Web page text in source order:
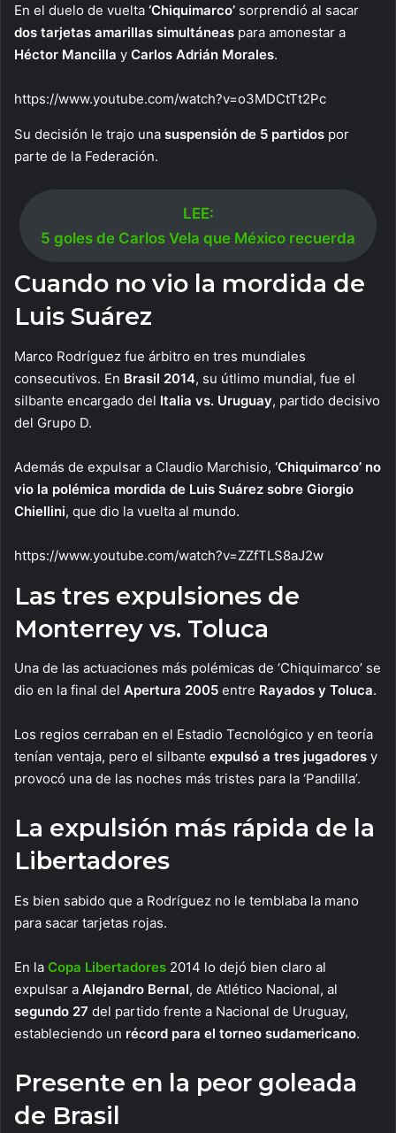
En el duelo de vuelta ‘Chiquimarco’ sorprendió al sacar
dos tarjetas amarillas simultáneas para amonestar a
Héctor Mancilla y Carlos Adrián Morales.
https://www.youtube.com/watch?v=o3MDCtTt2Pc
Su decisión le trajo una suspensión de 5 partidos por
parte de la Federación.
LEE:
5 goles de Carlos Vela que México recuerda
Cuando no vio la mordida de
Luis Suárez
Marco Rodríguez fue árbitro en tres mundiales
consecutivos. En Brasil 2014, su útlimo mundial, fue el
silbante encargado del Italia vs. Uruguay, partido decisivo
del Grupo D.
Además de expulsar a Claudio Marchisio, ‘Chiquimarco’ no
vio la polémica mordida de Luis Suárez sobre Giorgio
Chiellini, que dio la vuelta al mundo.
https://www.youtube.com/watch?v=ZZfTLS8aJ2w
Las tres expulsiones de
Monterrey vs. Toluca
Una de las actuaciones más polémicas de ‘Chiquimarco’ se
dio en la final del Apertura 2005 entre Rayados y Toluca.
Los regios cerraban en el Estadio Tecnológico y en teoría
tenían ventaja, pero el silbante expulsó a tres jugadores y
provocó una de las noches más tristes para la ‘Pandilla’.
La expulsión más rápida de la
Libertadores
Es bien sabido que a Rodríguez no le temblaba la mano
para sacar tarjetas rojas.
En la Copa Libertadores 2014 lo dejó bien claro al
expulsar a Alejandro Bernal, de Atlético Nacional, al
segundo 27 del partido frente a Nacional de Uruguay,
estableciendo un récord para el torneo sudamericano.
Presente en la peor goleada
de Brasil